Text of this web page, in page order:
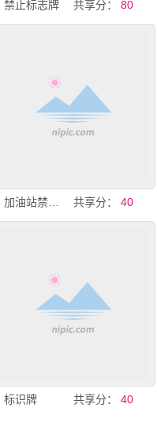
禁止标志牌 共享分： 80
共享分： 40
标识牌 共享分： 40